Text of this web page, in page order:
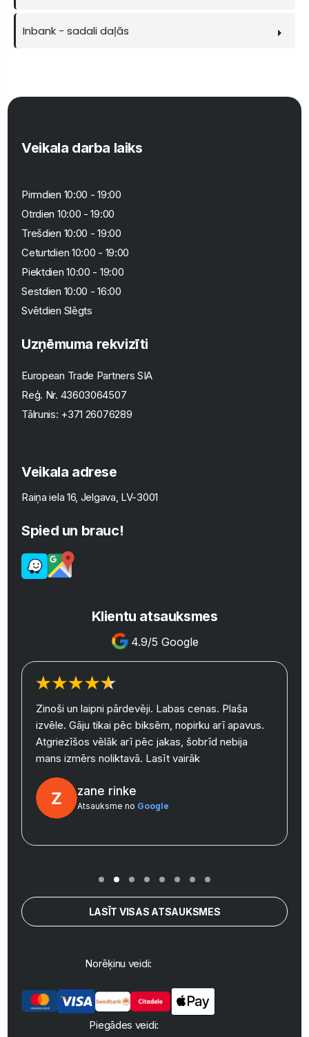
Inbank - sadali daļās
Veikala darba laiks
Pirmdien 10:00 - 19:00
Otrdien 10:00 - 19:00
Trešdien 10:00 - 19:00
Ceturtdien 10:00 - 19:00
Piektdien 10:00 - 19:00
Sestdien 10:00 - 16:00
Svētdien Slēgts
Uzņēmuma rekvizīti
European Trade Partners SIA
Reģ. Nr. 43603064507
Tālrunis: +371 26076289
Veikala adrese
Raiņa iela 16, Jelgava, LV-3001
Spied un brauc!
Klientu atsauksmes
4.9/5 Google
Zinoši un laipni pārdevēji. Labas cenas. Plaša
izvēle. Gāju tikai pēc biksēm, nopirku arī apavus.
Atgriezīšos vēlāk arī pēc jakas, šobrīd nebija
mans izmērs noliktavā. Lasīt vairāk
zane rinke
Atsauksme no Google
LASĪT VISAS ATSAUKSMES
Norēķinu veidi:
Piegādes veidi: